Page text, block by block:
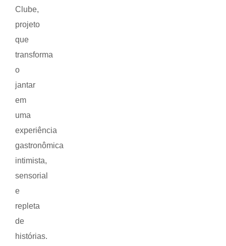
Clube,
projeto
que
transforma
o
jantar
em
uma
experiência
gastronômica
intimista,
sensorial
e
repleta
de
histórias.